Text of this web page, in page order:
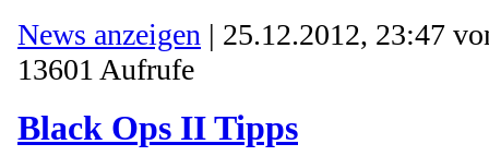
News anzeigen | 25.12.2012, 23:47
13601 Aufrufe
Black Ops II Tipps